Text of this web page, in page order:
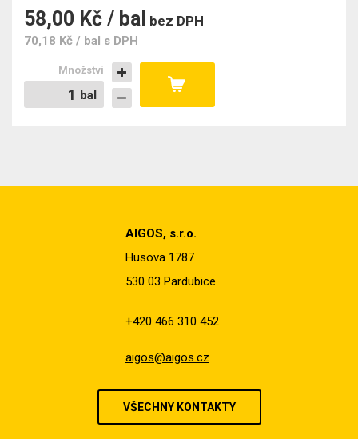
58,00 Kč / bal bez DPH
70,18 Kč / bal s DPH
bal
bal
Množství
AIGOS, s.r.o.
Husova 1787
530 03 Pardubice
+420 466 310 452
aigos@aigos.cz
VŠECHNY KONTAKTY